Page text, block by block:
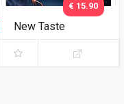
New Taste
€ 15.90